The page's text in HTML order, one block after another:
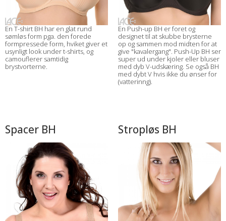
En T-shirt BH har en glat rund
sømløs form pga. den forede
formpressede form, hviket giver et
usynligt look under t-shirts, og
camouflerer samtidig
brystvorterne.
En Push-up BH er foret og
designet til at skubbe brysterne
op og sammen mod midten for at
give "kavalergang". Push-Up BH ser
super ud under kjoler eller bluser
med dyb V-udskæring. Se også BH
med dybt V hvis ikke du ønser for
(vatterinng).
Spacer BH Stropløs BH